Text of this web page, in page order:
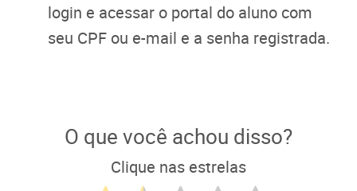
login e acessar o portal do aluno com
seu CPF ou e-mail e a senha registrada.
O que você achou disso?
Clique nas estrelas